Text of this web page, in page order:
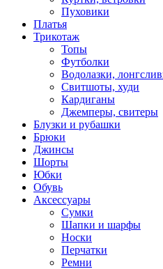
Пуховики
Платья
Трикотаж
Топы
Футболки
Водолазки,
Свитшоты, худи
Кардиганы
Джемперы, свитеры
Блузки и рубашки
Брюки
Джинсы
Шорты
Юбки
Обувь
Аксессуары
Сумки
Шапки и шарфы
Носки
Перчатки
Ремни